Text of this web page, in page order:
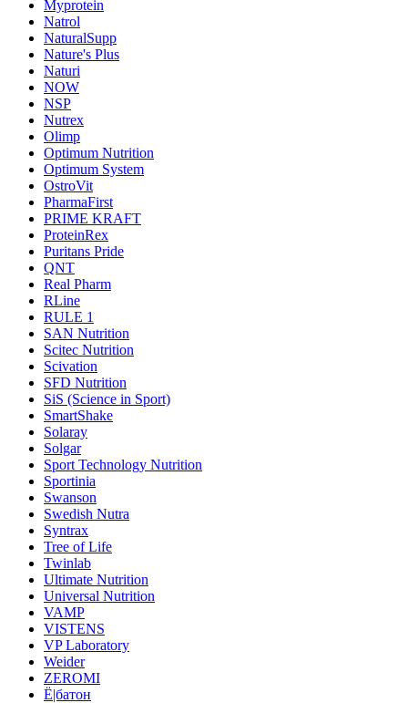
Myprotein
Natrol
NaturalSupp
Nature's Plus
Naturi
NOW
NSP
Nutrex
Olimp
Optimum Nutrition
Optimum System
OstroVit
PharmaFirst
PRIME KRAFT
ProteinRex
Puritans Pride
QNT
Real Pharm
RLine
RULE 1
SAN Nutrition
Scitec Nutrition
Scivation
SFD Nutrition
SiS (Science in Sport)
SmartShake
Solaray
Solgar
Sport Technology Nutrition
Sportinia
Swanson
Swedish Nutra
Syntrax
Tree of Life
Twinlab
Ultimate Nutrition
Universal Nutrition
VAMP
VISTENS
VP Laboratory
Weider
ZEROMI
Ё|батон